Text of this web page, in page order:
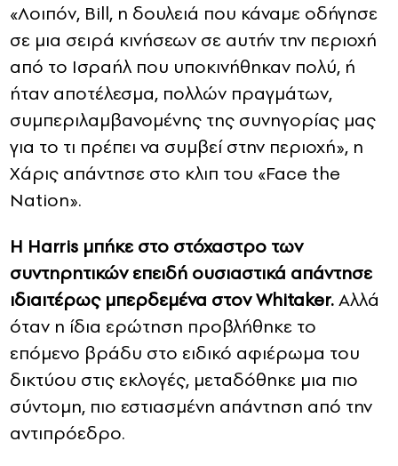
«Λοιπόν, Bill, η δουλειά που κάναμε οδήγησε
σε μια σειρά κινήσεων σε αυτήν την περιοχή
από το Ισραήλ που υποκινήθηκαν πολύ, ή
ήταν αποτέλεσμα, πολλών πραγμάτων,
συμπεριλαμβανομένης της συνηγορίας μας
για το τι πρέπει να συμβεί στην περιοχή», η
Χάρις απάντησε στο κλιπ του «Face the
Nation».
Η Harris μπήκε στο στόχαστρο των
συντηρητικών επειδή ουσιαστικά απάντησε
ιδιαιτέρως μπερδεμένα στον Whitaker.Αλλά
όταν η ίδια ερώτηση προβλήθηκε το
επόμενο βράδυ στο ειδικό αφιέρωμα του
δικτύου στις εκλογές, μεταδόθηκε μια πιο
σύντομη, πιο εστιασμένη απάντηση από την
αντιπρόεδρο.